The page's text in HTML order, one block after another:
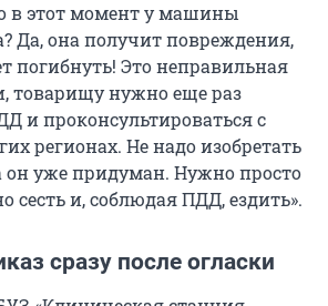
в этот момент у машины
Да, она получит повреждения,
погибнуть! Это неправильная
товарищу нужно еще раз
и проконсультироваться с
регионах. Не надо изобретать
он уже придуман. Нужно просто
сесть и, соблюдая ПДД, ездить».
сразу после огласки